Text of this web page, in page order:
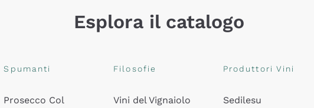
Esplora il catalogo
Spumanti
Prosecco Col
Filosofie
Vini del Vignaiolo
Produttori Vini
Sedilesu